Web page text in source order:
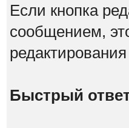
Если кнопка
сообщением,
Быстрый